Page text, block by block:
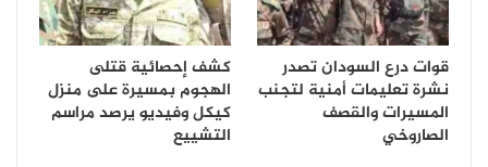
قوات درع السودان تصدر
نشرة تعليمات أمنية لتجنب
المسيرات والقصف
الصاروخي
كشف إحصائية قتلى
الهجوم بمسيرة على منزل
كيكل وفيديو يرصد مراسم
التشييع